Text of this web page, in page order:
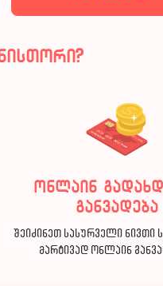
ონლაინ
განვადება
შეიძინეთ სასურველი ნივთი
მარტივად ონლაინ